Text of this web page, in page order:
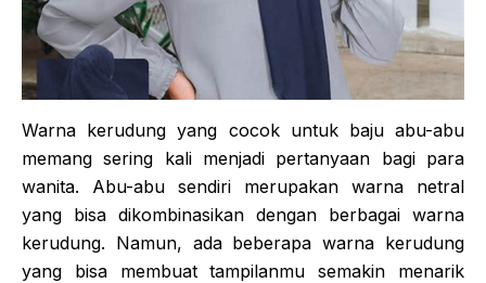
Warna kerudung yang cocok untuk baju abu-abu
memang sering kali menjadi pertanyaan bagi para
wanita. Abu-abu sendiri merupakan warna netral
yang bisa dikombinasikan dengan berbagai warna
kerudung. Namun, ada beberapa warna kerudung
yang bisa membuat tampilanmu semakin menarik